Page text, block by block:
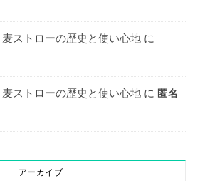
ストローの歴史と使い心地 に
ストローの歴史と使い心地 に 匿名
アーカイブ